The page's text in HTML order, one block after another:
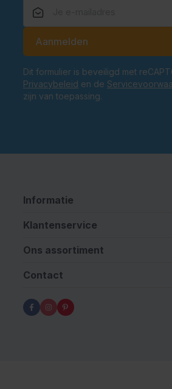
Aanmelden
Dit formulier is beveiligd met
Privacybeleid en de
zijn van toepassing.
Informatie
Klantenservice
Ons assortiment
Contact